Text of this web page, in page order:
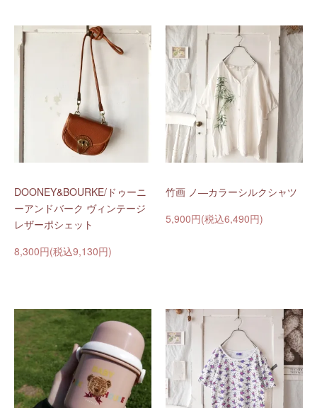
DOONEY&BOURKE/ドゥーニ
ーアンドバーク ヴィンテージ
レザーポシェット
8,300円(税込9,130円)
竹画 ノ―カラーシルクシャツ
5,900円(税込6,490円)